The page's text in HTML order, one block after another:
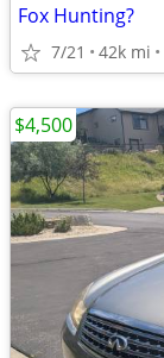
Fox Hunting?
7/21 42k mi
$4,500